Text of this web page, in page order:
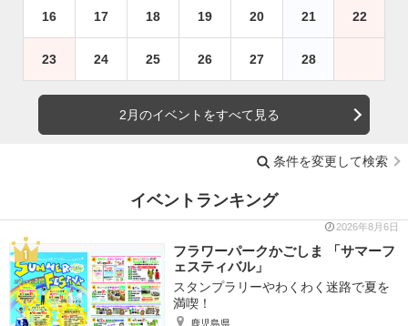
16 17 18 19 20 21 22
23 24 25 26 27 28
2月のイベントをすべて見る
条件を変更して検索
イベントランキング
2026年8月6日
フラワーパークかごしま 「サマーフ
ェスティバル」
スタンプラリーやわくわく迷路で夏を
満喫！
鹿児島県